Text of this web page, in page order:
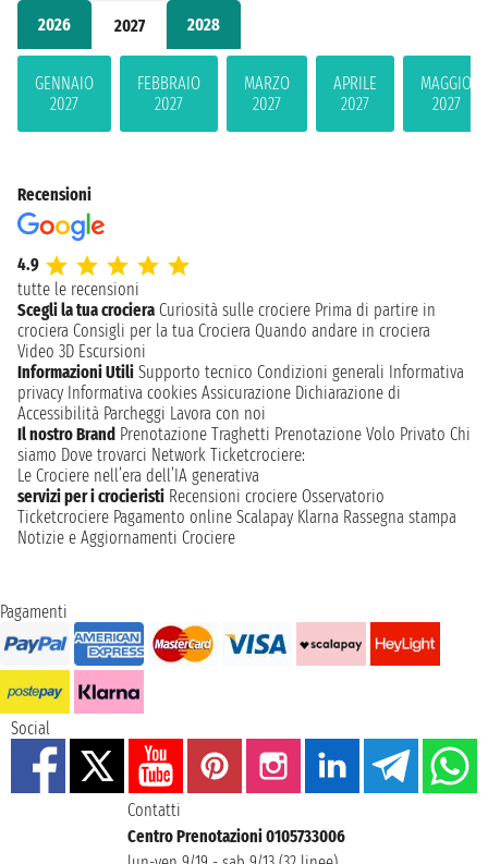
2026 2027 2028
GENNAIO
2027
FEBBRAIO
2027
MARZO
2027
APRILE
2027
MAGGIO
2027
Recensioni
4.9
tutte le recensioni
Scegli la tua crociera Curiosità sulle crociere Prima di partire in
crociera Consigli per la tua Crociera Quando andare in crociera
Video 3D Escursioni
Informazioni Utili Supporto tecnico Condizioni generali Informativa
privacy Informativa cookies Assicurazione Dichiarazione di
Accessibilità Parcheggi Lavora con noi
Il nostro Brand Prenotazione Traghetti Prenotazione Volo Privato Chi
siamo Dove trovarci Network Ticketcrociere:
Le Crociere nell’era dell’IA generativa
servizi per i crocieristi Recensioni crociere Osservatorio
Ticketcrociere Pagamento online Scalapay Klarna Rassegna stampa
Notizie e Aggiornamenti Crociere
Pagamenti
Social
Contatti
Centro Prenotazioni 0105733006